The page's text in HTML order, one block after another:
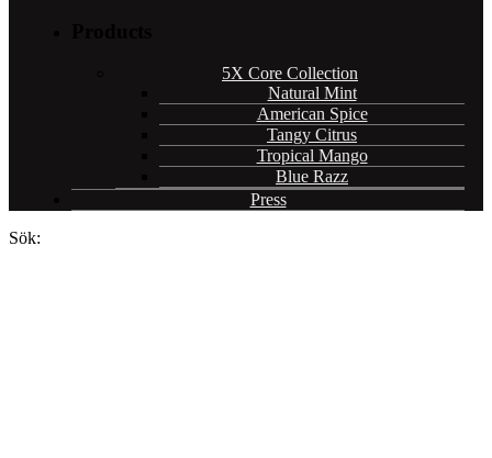
5X Core Collection
Natural Mint
American Spice
Tangy Citrus
Tropical Mango
Blue Razz
Press
Sök: